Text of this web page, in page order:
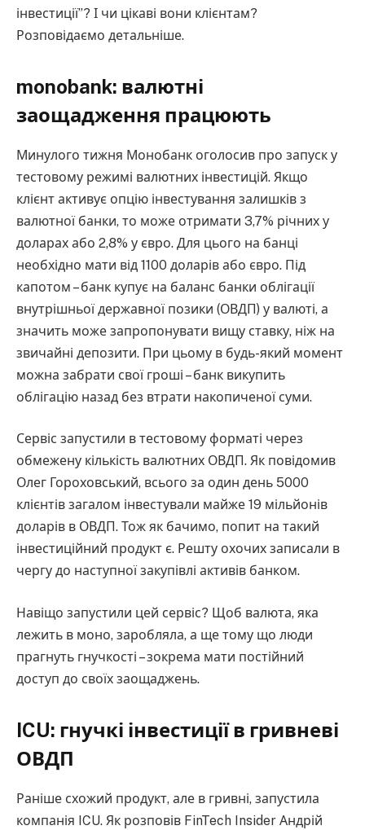
інвестиції”? І чи цікаві вони клієнтам?
Розповідаємо детальніше.
monobank: валютні
заощадження працюють
Минулого тижня Монобанк оголосив про запуск у
тестовому режимі валютних інвестицій. Якщо
клієнт активує опцію інвестування залишків з
валютної банки, то може отримати 3,7% річних у
доларах або 2,8% у євро. Для цього на банці
необхідно мати від 1100 доларів або євро. Під
капотом – банк купує на баланс банки облігації
внутрішньої державної позики (ОВДП) у валюті, а
значить може запропонувати вищу ставку, ніж на
звичайні депозити. При цьому в будь-який момент
можна забрати свої гроші – банк викупить
облігацію назад без втрати накопиченої суми.
Сервіс запустили в тестовому форматі через
обмежену кількість валютних ОВДП. Як повідомив
Олег Гороховський, всього за один день 5000
клієнтів загалом інвестували майже 19 мільйонів
доларів в ОВДП. Тож як бачимо, попит на такий
інвестиційний продукт є. Решту охочих записали в
чергу до наступної закупівлі активів банком.
Навіщо запустили цей сервіс? Щоб валюта, яка
лежить в моно, заробляла, а ще тому що люди
прагнуть гнучкості – зокрема мати постійний
доступ до своїх заощаджень.
ICU: гнучкі інвестиції в гривневі
ОВДП
Раніше схожий продукт, але в гривні, запустила
компанія ICU. Як розповів FinTech Insider Андрій